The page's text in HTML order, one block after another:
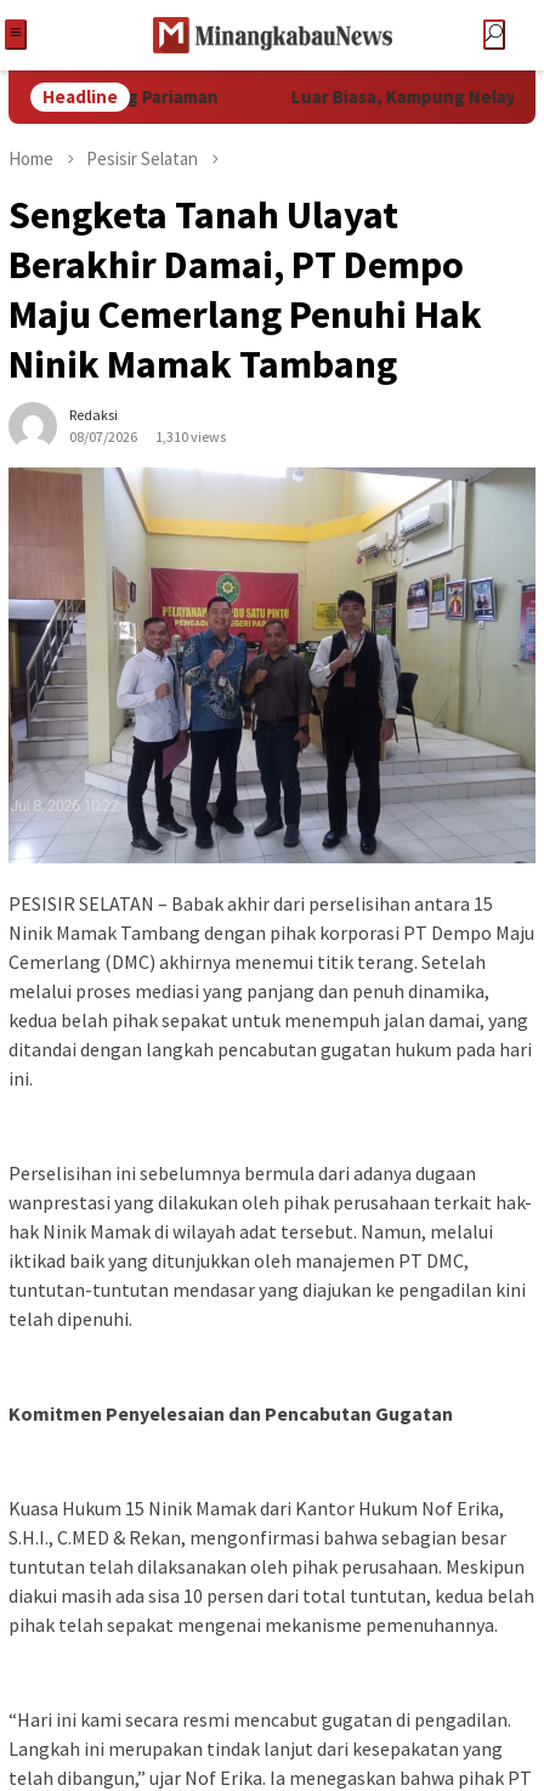
Headline
Padang Pariaman Luar Biasa, Kampung Nelayan
Home Pesisir Selatan
Sengketa Tanah Ulayat
Berakhir Damai, PT Dempo
Maju Cemerlang Penuhi Hak
Ninik Mamak Tambang
Redaksi
08/07/2026
1,310 views
PESISIR SELATAN – Babak akhir dari perselisihan antara 15
Ninik Mamak Tambang dengan pihak korporasi PT Dempo Maju
Cemerlang (DMC) akhirnya menemui titik terang. Setelah
melalui proses mediasi yang panjang dan penuh dinamika,
kedua belah pihak sepakat untuk menempuh jalan damai, yang
ditandai dengan langkah pencabutan gugatan hukum pada hari
ini.
Perselisihan ini sebelumnya bermula dari adanya dugaan
wanprestasi yang dilakukan oleh pihak perusahaan terkait hak-
hak Ninik Mamak di wilayah adat tersebut. Namun, melalui
iktikad baik yang ditunjukkan oleh manajemen PT DMC,
tuntutan-tuntutan mendasar yang diajukan ke pengadilan kini
telah dipenuhi.
Komitmen Penyelesaian dan Pencabutan Gugatan
Kuasa Hukum 15 Ninik Mamak dari Kantor Hukum Nof Erika,
S.H.I., C.MED & Rekan, mengonfirmasi bahwa sebagian besar
tuntutan telah dilaksanakan oleh pihak perusahaan. Meskipun
diakui masih ada sisa 10 persen dari total tuntutan, kedua belah
pihak telah sepakat mengenai mekanisme pemenuhannya.
“Hari ini kami secara resmi mencabut gugatan di pengadilan.
Langkah ini merupakan tindak lanjut dari kesepakatan yang
telah dibangun,” ujar Nof Erika. Ia menegaskan bahwa pihak PT